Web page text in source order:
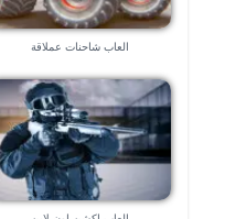
العاب شاحنات عملاقة